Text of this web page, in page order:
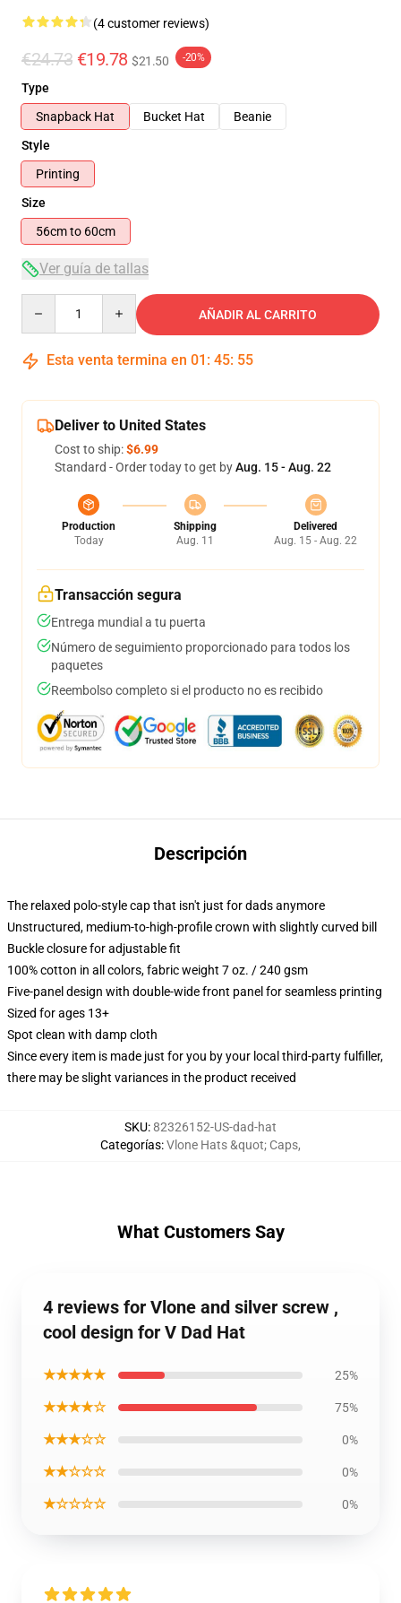
(4 customer reviews)
€24.73 €19.78 $21.50 -20%
Type
Snapback Hat
Bucket Hat
Beanie
Style
Printing
Size
56cm to 60cm
Ver guía de tallas
AÑADIR AL CARRITO
Esta venta termina en 01 : 45: 54
Deliver to United States
Cost to ship:$6.99
Standard - Order today to get byAug. 15 - Aug. 22
Production
Today
Shipping
Aug. 11
Delivered
Aug. 15 - Aug. 22
Transacción segura
Entrega mundial a tu puerta
Número de seguimiento proporcionado para todos los
paquetes
Reembolso completo si el producto no es recibido
Descripción
The relaxed polo-style cap that isn't just for dads anymore
Unstructured, medium-to-high-profile crown with slightly curved bill
Buckle closure for adjustable fit
100% cotton in all colors, fabric weight 7 oz. / 240 gsm
Five-panel design with double-wide front panel for seamless printing
Sized for ages 13+
Spot clean with damp cloth
Since every item is made just for you by your local third-party fulfiller,
there may be slight variances in the product received
SKU:82326152-US-dad-hat
Categorías:Vlone Hats &quot; Caps,
What Customers Say
4 reviews for Vlone and silver screw ,
cool design for V Dad Hat
★★★★★ 25%
★★★★☆ 75%
★★★☆☆ 0%
★★☆☆☆ 0%
★☆☆☆☆ 0%